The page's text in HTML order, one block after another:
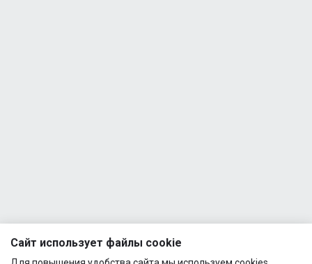
Сайт использует файлы cookie